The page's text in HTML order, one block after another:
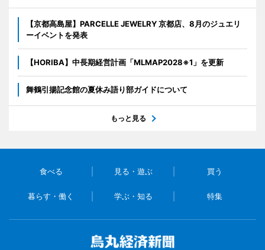
【京都高島屋】PARCELLE JEWELRY 京都店、8月のジュエリ
ーイベントを発表
【HORIBA】中長期経営計画「MLMAP2028※1」を更新
舞鶴引揚記念館の夏休み語り部ガイドについて
もっと見る
食べる 見る・遊ぶ 買う
暮らす・働く 学ぶ・知る 特集